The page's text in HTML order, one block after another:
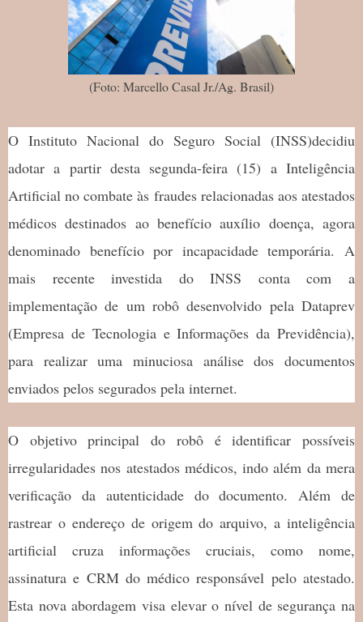
(Foto: Marcello Casal Jr./Ag. Brasil)
O Instituto Nacional do Seguro Social (INSS)decidiu
adotar a partir desta segunda-feira (15) a Inteligência
Artificial no combate às fraudes relacionadas aos atestados
médicos destinados ao benefício auxílio doença, agora
denominado benefício por incapacidade temporária. A
mais recente investida do INSS conta com a
implementação de um robô desenvolvido pela Dataprev
(Empresa de Tecnologia e Informações da Previdência),
para realizar uma minuciosa análise dos documentos
enviados pelos segurados pela internet.
O objetivo principal do robô é identificar possíveis
irregularidades nos atestados médicos, indo além da mera
verificação da autenticidade do documento. Além de
rastrear o endereço de origem do arquivo, a inteligência
artificial cruza informações cruciais, como nome,
assinatura e CRM do médico responsável pelo atestado.
Esta nova abordagem visa elevar o nível de segurança na